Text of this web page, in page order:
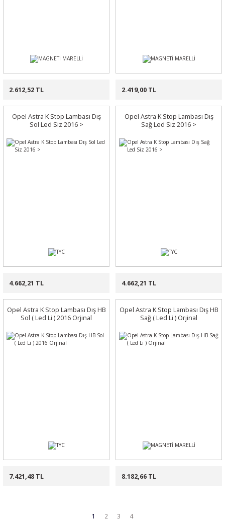
2.612,52 TL 2.419,00 TL
Opel Astra K Stop Lambası Dış
Sol Led Siz 2016 >
4.662,21 TL
Opel Astra K Stop Lambası Dış
Sağ Led Siz 2016 >
4.662,21 TL
Opel Astra K Stop Lambası Dış HB
Sol ( Led Li ) 2016 Orjinal
7.421,48 TL
Opel Astra K Stop Lambası Dış HB
Sağ ( Led Li ) Orjinal
8.182,66 TL
1 2 3 4